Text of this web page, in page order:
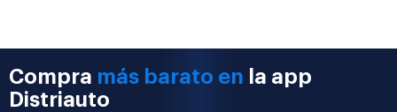
Compra más barato en la app
Distriauto